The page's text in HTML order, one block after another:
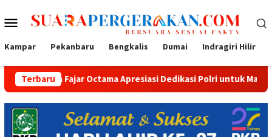
ke
Menu
Mobile
Kampar Pekanbaru Bengkalis Dumai Indragiri Hilir
Terbaru
Octama Apresiasi Dedikasi Polri untuk Masyarakat